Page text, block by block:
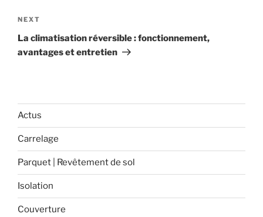
Next
Post
NEXT
La climatisation réversible : fonctionnement,
avantages et entretien
Actus
Carrelage
Parquet | Revêtement de sol
Isolation
Couverture